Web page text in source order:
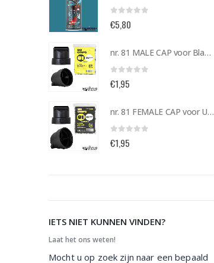
€5,80
nr. 81 MALE CAP voor Black & Gold cans 105092 per stuk
€1,95
nr. 81 FEMALE CAP voor ULTRAWIDE cans 105093 per stuk
€1,95
IETS NIET KUNNEN VINDEN?
Laat het ons weten!
Mocht u op zoek zijn naar een bepaald